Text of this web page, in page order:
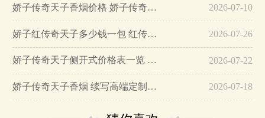
娇子传奇天子香烟价格 娇子传奇天子香烟真假鉴别… 2026-07-10
娇子红传奇天子多少钱一包 红传奇口感及参数介绍… 2026-07-26
娇子传奇天子侧开式价格表一览 传奇天子高端定制第一烟… 2026-07-22
娇子传奇天子香烟 续写高端定制传奇… 2026-07-18